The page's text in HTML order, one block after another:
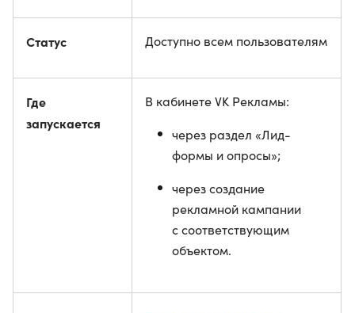
Статус Доступно всем пользователям
Где
запускается
В кабинете VK Рекламы:
через раздел «Лид-
формы и опросы»;
через создание
рекламной кампании
с соответствующим
объектом.